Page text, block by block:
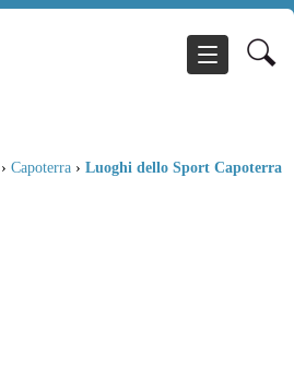
› Capoterra › Luoghi dello Sport Capoterra